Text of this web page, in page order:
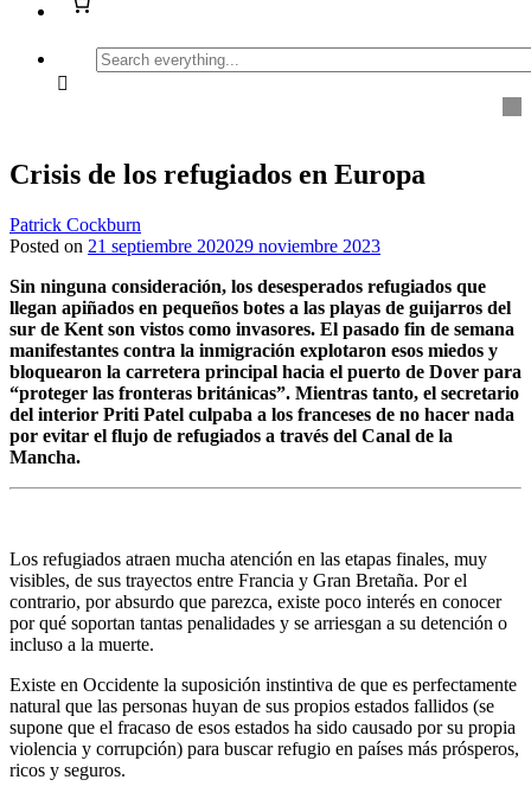
Search
everything...
Crisis de los refugiados en Europa
Patrick Cockburn
Posted on 21 septiembre 202029 noviembre 2023
Sin ninguna consideración, los desesperados refugiados que
llegan apiñados en pequeños botes a las playas de guijarros del
sur de Kent son vistos como invasores. El pasado fin de semana
manifestantes contra la inmigración explotaron esos miedos y
bloquearon la carretera principal hacia el puerto de Dover para
“proteger las fronteras británicas”. Mientras tanto, el secretario
del interior Priti Patel culpaba a los franceses de no hacer nada
por evitar el flujo de refugiados a través del Canal de la
Mancha.
Los refugiados atraen mucha atención en las etapas finales, muy
visibles, de sus trayectos entre Francia y Gran Bretaña. Por el
contrario, por absurdo que parezca, existe poco interés en conocer
por qué soportan tantas penalidades y se arriesgan a su detención o
incluso a la muerte.
Existe en Occidente la suposición instintiva de que es perfectamente
natural que las personas huyan de sus propios estados fallidos (se
supone que el fracaso de esos estados ha sido causado por su propia
violencia y corrupción) para buscar refugio en países más prósperos,
ricos y seguros.